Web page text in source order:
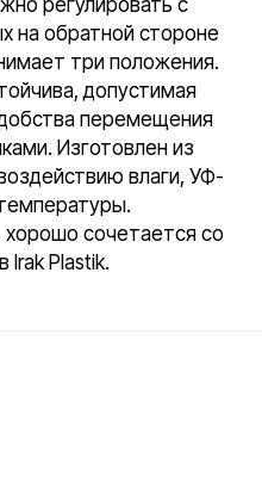
обратной стороне
три положения.
допустимая
перемещения
Изготовлен из
влаги, УФ-
сочетается со
Irak Plastik.